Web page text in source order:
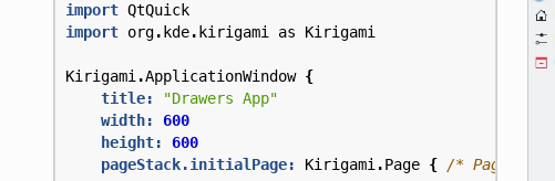
import QtQuick
import org. kde. kirigami as Kirigami
Kirigami .ApplicationWindow {
title:
"Drawers App"
width:
600
height:
600
pageStack.initialPage:
Kirigami .Page { /* Page